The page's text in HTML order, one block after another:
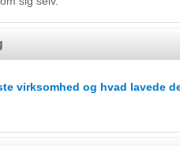
virksomhed og hvad lavede